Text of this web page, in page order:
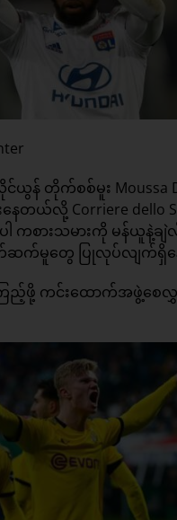
န် တိုက်စစ်မူး Moussa
ေတယ်လို့ Corriere dello
ကစားသမားကို မန်ယူနဲ့
ဆက်မူတွေ ပြုလုပ်လျက်ရှိန
ြည့်ဖို့ ကင်းထောက်အဖွဲ့စေ